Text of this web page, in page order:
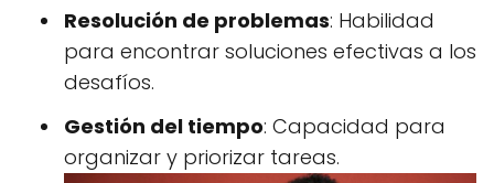
Resolución de problemas: Habilidad
para encontrar soluciones efectivas a los
desafíos.
Gestión del tiempo: Capacidad para
organizar y priorizar tareas.